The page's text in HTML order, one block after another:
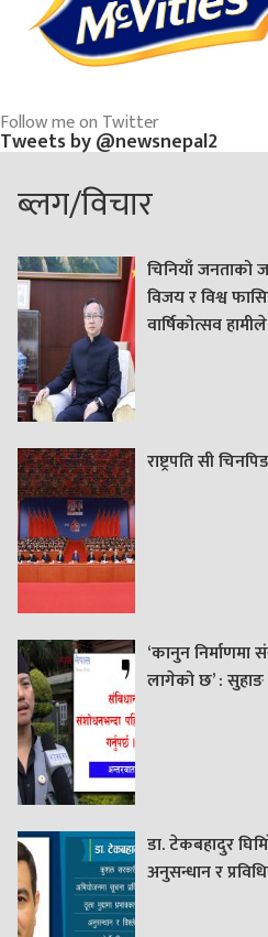
Follow me on Twitter
Tweets by @newsnepal2
ब्लग/विचार
चिनियाँ जनताको
विजय र विश्व
वार्षिकोत्सव
राष्ट्रपति सी
‘कानुन
लागेको छ’ : सुहाङ
डा. टेकबहादुर
अनुसन्धान र